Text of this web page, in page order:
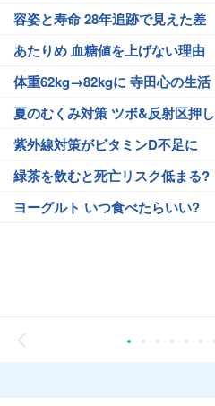
容姿と寿命 28年追跡で見えた差
あたりめ 血糖値を上げない理由
体重62kg→82kgに 寺田心の生活
夏のむくみ対策 ツボ&反射区押し
紫外線対策がビタミンD不足に
緑茶を飲むと死亡リスク低まる?
ヨーグルト いつ食べたらいい?